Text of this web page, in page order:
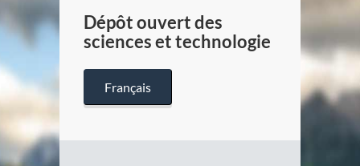
Dépôt ouvert des
sciences et technologie
Français